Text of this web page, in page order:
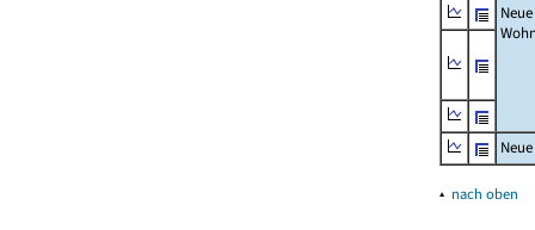
Neue
▴ nach oben